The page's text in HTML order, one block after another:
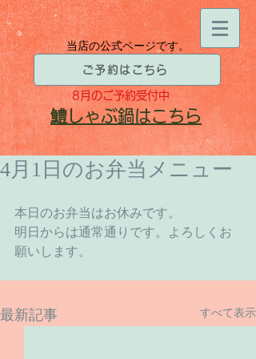
当店の公式ページです。
ご予約はこちら
8月のご予約受付中
​鱧しゃぶ鍋はこちら
4月1日のお弁当メニュー
本日のお弁当はお休みです。
明日からは通常通りです。よろしくお
願いします。
最新記事 すべて表示